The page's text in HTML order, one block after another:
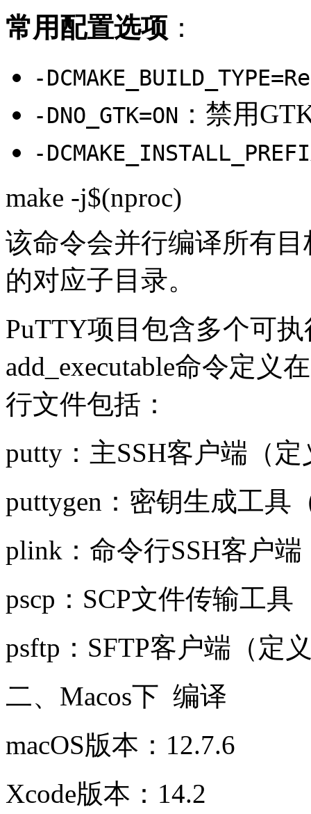
常用配置选项 ：
-
-DNO_GTK=ON ：禁用
-
make -j$(nproc)
该命令会并行编译所有
的对应子目录。
PuTTY项目包含多个可
add_executable命令定义
行文件包括：
putty：主SSH客户端（
puttygen：密钥生成工具
plink：命令行SSH客户
pscp：SCP文件传输工具
psftp：SFTP客户端（定
二、Macos下 编译
macOS版本：12.7.6
Xcode版本：14.2